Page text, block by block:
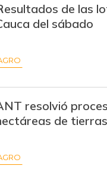
de las
del sábado
resolvió
de tierras